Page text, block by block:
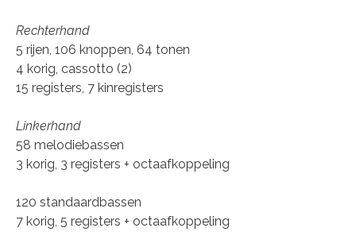
Rechterhand
5 rijen, 106 knoppen, 64 tonen
4 korig, cassotto (2)
15 registers, 7 kinregisters
Linkerhand
58 melodiebassen
3 korig, 3 registers + octaafkoppeling
120 standaardbassen
7 korig, 5 registers + octaafkoppeling